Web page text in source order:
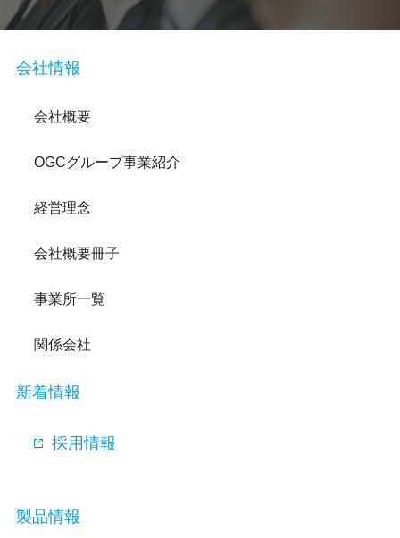
会社情報
会社概要
OGCグループ事業紹介
経営理念
会社概要冊子
事業所一覧
関係会社
新着情報
採用情報
製品情報